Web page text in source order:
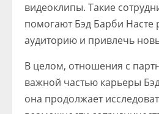
видеоклипы. Такие
помогают Бэд Барби
аудиторию и привлечь
В целом, отношения с
важной частью карьеры
она продолжает